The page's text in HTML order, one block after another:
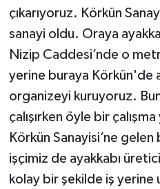
çıkarıyoruz. Körkün
sanayi oldu. Oraya
Nizip Caddesi’nde o
yerine buraya Körkün'de
organizeyi kuruyoruz.
çalışırken öyle bir
Körkün Sanayisi’ne
işçimiz de ayakkabı
kolay bir şekilde iş yerine